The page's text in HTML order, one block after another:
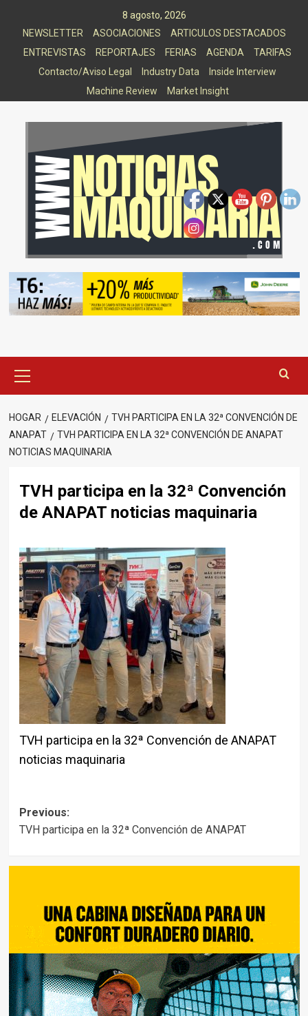
8 agosto, 2026
NEWSLETTER
ASOCIACIONES
ARTICULOS DESTACADOS
ENTREVISTAS
REPORTAJES FERIAS AGENDA
TARIFAS
Contacto/Aviso Legal
Industry Data
Inside Interview
Machine Review
Market Insight
principal
HOGAR ELEVACIÓN
TVH PARTICIPA EN LA 32ª CONVENCIÓN DE
ANAPAT
TVH PARTICIPA EN LA 32ª CONVENCIÓN DE ANAPAT
NOTICIAS MAQUINARIA
TVH participa en la 32ª Convención
de ANAPAT noticias maquinaria
TVH participa en la 32ª Convención de ANAPAT
noticias maquinaria
Post
navigation
Previous:
TVH participa en la 32ª Convención de ANAPAT